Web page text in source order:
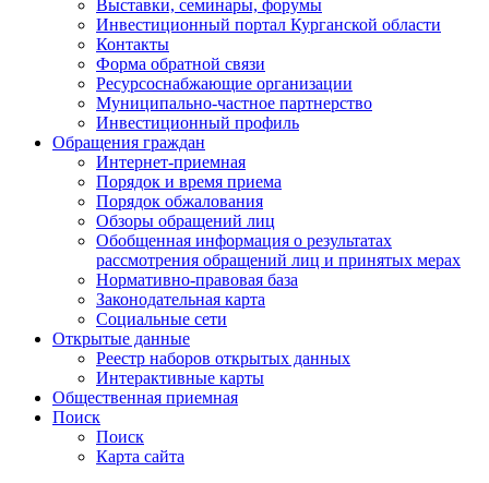
Выставки, семинары, форумы
Инвестиционный портал Курганской области
Контакты
Форма обратной связи
Ресурсоснабжающие организации
Муниципально-частное партнерство
Инвестиционный профиль
Обращения граждан
Интернет-приемная
Порядок и время приема
Порядок обжалования
Обзоры обращений лиц
Обобщенная информация о результатах
рассмотрения обращений лиц и принятых мерах
Нормативно-правовая база
Законодательная карта
Социальные сети
Открытые данные
Реестр наборов открытых данных
Интерактивные карты
Общественная приемная
Поиск
Поиск
Карта сайта